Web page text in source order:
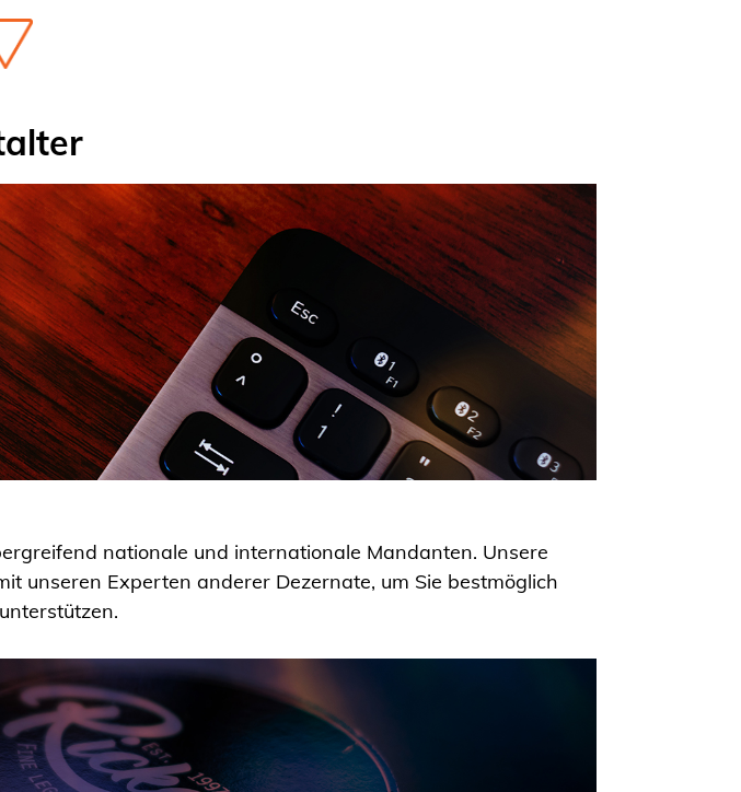
nationale und internationale Mandanten. Unsere
unseren Experten anderer Dezernate, um Sie bestmöglich